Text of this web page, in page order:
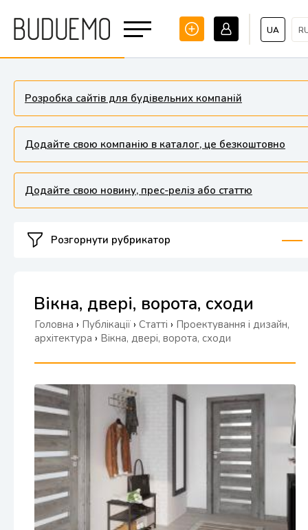
UA
Розробка сайтів для будівельних компаній
Додайте свою компанію в каталог, це безкоштовно
Додайте свою новину, прес-реліз або статтю
Розгорнути рубрикатор
Вікна, двері, ворота, сходи
Головна › Публікації › Статті › Проектування і дизайн,
архітектура › Вікна, двері, ворота, сходи